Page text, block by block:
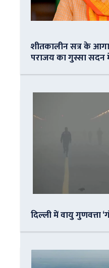
शीतकालीन सत्र के
पराजय का गुस्सा सदन
दिल्ली में वायु गुणवत्ता